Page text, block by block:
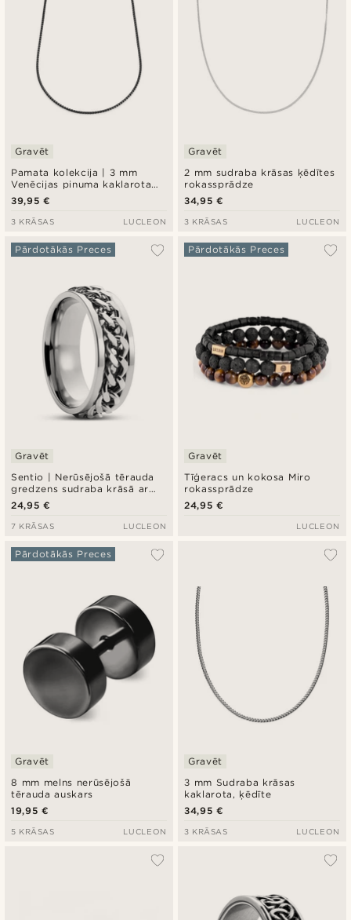
Pamata kolekcija | 3 mm
Venēcijas pinuma kaklarota
tumši pelēkā krāsā, izliekti
posmiņi
Gravēt
39,95 €
3 KRĀSAS LUCLEON
2 mm sudraba krāsas ķēdītes
rokassprādze
Gravēt
34,95 €
3 KRĀSAS LUCLEON
Sentio | Nerūsējošā tērauda
gredzens sudraba krāsā ar
ķēdes dizainu
Pārdotākās Preces
Gravēt
24,95 €
7 KRĀSAS LUCLEON
Tīģeracs un kokosa Miro
rokassprādze
Pārdotākās Preces
Gravēt
24,95 €
LUCLEON
8 mm melns nerūsējošā
tērauda auskars
Pārdotākās Preces
Gravēt
19,95 €
5 KRĀSAS LUCLEON
3 mm Sudraba krāsas
kaklarota, ķēdīte
Gravēt
34,95 €
3 KRĀSAS LUCLEON